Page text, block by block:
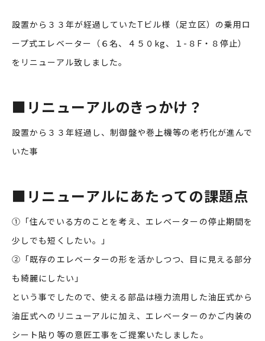
設置から３３年が経過していたTビル様（足立区）の乗用ロ
ープ式エレベーター（６名、４５０kg、１-８F・８停止）
をリニューアル致しました。
■ リニューアルのきっかけ？
設置から３３年経過し、制御盤や巻上機等の老朽化が進んで
いた事
■ リニューアルにあたっての課題点
①「住んでいる方のことを考え、エレベーターの停止期間を
少しでも短くしたい。」
②「既存のエレベーターの形を活かしつつ、目に見える部分
も綺麗にしたい」
という事でしたので、使える部品は極力流用した油圧式から
油圧式へのリニューアルに加え、エレベーターのかご内装の
シート貼り等の意匠工事をご提案いたしました。